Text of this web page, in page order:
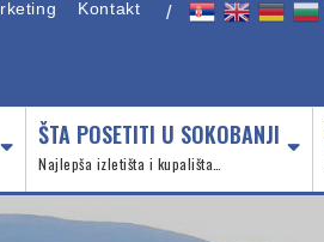
Kontakt /
ŠTA POSETITI U SOKOBANJI
Najlepša izletišta i kupališta…